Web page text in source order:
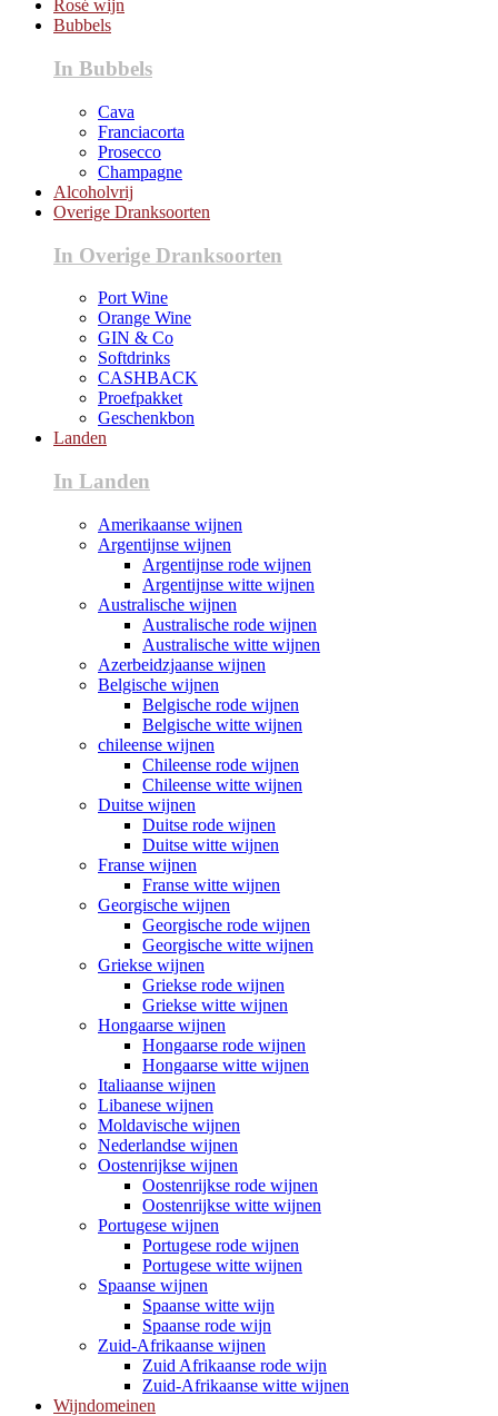
Rosé wijn
Bubbels
In Bubbels
Cava
Franciacorta
Prosecco
Champagne
Alcoholvrij
Overige Dranksoorten
In Overige Dranksoorten
Port Wine
Orange Wine
GIN & Co
Softdrinks
CASHBACK
Proefpakket
Geschenkbon
Landen
In Landen
Amerikaanse wijnen
Argentijnse wijnen
Argentijnse rode wijnen
Argentijnse witte wijnen
Australische wijnen
Australische rode wijnen
Australische witte wijnen
Azerbeidzjaanse wijnen
Belgische wijnen
Belgische rode wijnen
Belgische witte wijnen
chileense wijnen
Chileense rode wijnen
Chileense witte wijnen
Duitse wijnen
Duitse rode wijnen
Duitse witte wijnen
Franse wijnen
Franse witte wijnen
Georgische wijnen
Georgische rode wijnen
Georgische witte wijnen
Griekse wijnen
Griekse rode wijnen
Griekse witte wijnen
Hongaarse wijnen
Hongaarse rode wijnen
Hongaarse witte wijnen
Italiaanse wijnen
Libanese wijnen
Moldavische wijnen
Nederlandse wijnen
Oostenrijkse wijnen
Oostenrijkse rode wijnen
Oostenrijkse witte wijnen
Portugese wijnen
Portugese rode wijnen
Portugese witte wijnen
Spaanse wijnen
Spaanse witte wijn
Spaanse rode wijn
Zuid-Afrikaanse wijnen
Zuid Afrikaanse rode wijn
Zuid-Afrikaanse witte wijnen
Wijndomeinen